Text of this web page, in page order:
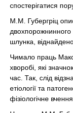
спостерігатися
М.М. Губергріц
шлунка,
Чимало праць
хворобі, які
час. Так, слід
етіології та
фізіологічне